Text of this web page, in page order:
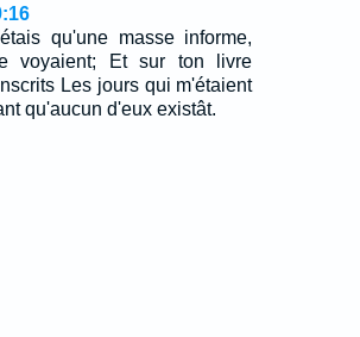
qu'une masse informe,
voyaient; Et sur ton livre
Les jours qui m'étaient
qu'aucun d'eux existât.